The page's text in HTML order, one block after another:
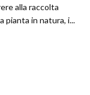
alla raccolta
pianta in natura, i...